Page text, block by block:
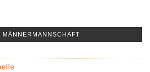
MÄNNERMANNSCHAFT